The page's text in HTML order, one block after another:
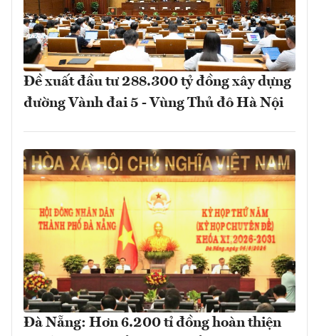
Đề xuất đầu tư 288.300 tỷ đồng xây dựng
đường Vành đai 5 - Vùng Thủ đô Hà Nội
Đà Nẵng: Hơn 6.200 tỉ đồng hoàn thiện